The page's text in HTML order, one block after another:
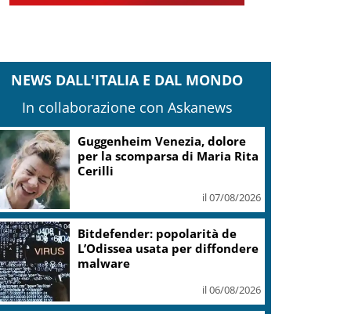
NEWS DALL'ITALIA E DAL MONDO
In collaborazione con Askanews
Guggenheim Venezia, dolore
per la scomparsa di Maria Rita
Cerilli
il 07/08/2026
Bitdefender: popolarità de
L’Odissea usata per diffondere
malware
il 06/08/2026